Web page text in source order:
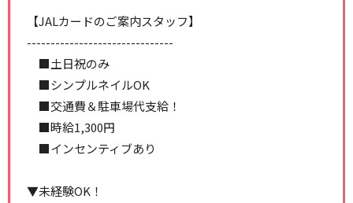
【JALカードのご案内スタッフ】
-------------------------------
■土日祝のみ
■シンプルネイルOK
■交通費＆駐車場代支給！
■時給1,300円
■インセンティブあり
▼未経験OK！